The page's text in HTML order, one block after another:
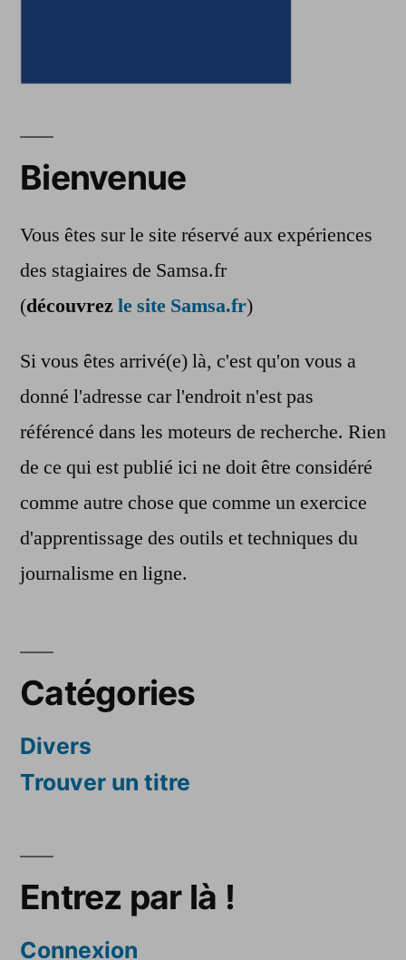
Bienvenue
Vous êtes sur le site réservé aux expériences
des stagiaires de Samsa.fr
(découvrezle site Samsa.fr)
Si vous êtes arrivé(e) là, c'est qu'on vous a
donné l'adresse car l'endroit n'est pas
référencé dans les moteurs de recherche. Rien
de ce qui est publié ici ne doit être considéré
comme autre chose que comme un exercice
d'apprentissage des outils et techniques du
journalisme en ligne.
Catégories
Divers
Trouver un titre
Entrez par là !
Connexion